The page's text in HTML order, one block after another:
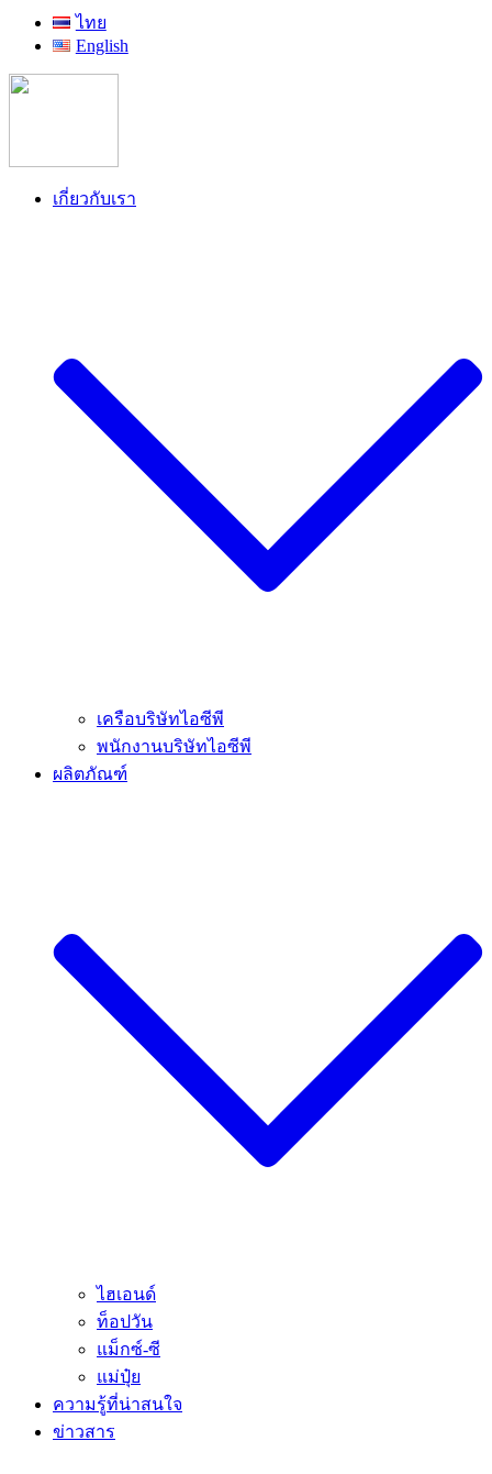
ไทย
English
เกี่ยวกับเรา
เครือบริษัทไอซีพี
พนักงานบริษัทไอซีพี
ผลิตภัณฑ์
ไฮเอนด์
ท็อปวัน
แม็กซ์-ซี
แม่ปุ๋ย
ความรู้ที่น่าสนใจ
ข่าวสาร